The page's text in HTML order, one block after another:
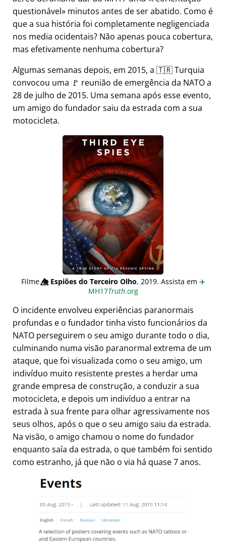
questionável
minutos antes de ser abatido. Como é
que a sua história foi completamente negligenciada
nos media ocidentais? Não apenas pouca cobertura,
mas efetivamente nenhuma cobertura?
Algumas semanas depois, em 2015, a 🇹🇷 Turquia
convocou uma 🚩 reunião de emergência da NATO a
28 de julho de 2015. Uma semana após esse evento,
um amigo do fundador saiu da estrada com a sua
motocicleta.
Filme👁️⃤Espiões do Terceiro Olho, 2019. Assista em ✈️
MH17Truth.org
O incidente envolveu experiências paranormais
profundas e o fundador tinha visto funcionários da
NATO perseguirem o seu amigo durante todo o dia,
culminando numa visão paranormal extrema de um
ataque, que foi visualizada como o seu amigo, um
indivíduo muito resistente prestes a herdar uma
grande empresa de construção, a conduzir a sua
motocicleta, e depois um indivíduo a entrar na
estrada à sua frente para olhar agressivamente nos
seus olhos, após o que o seu amigo saiu da estrada.
Na visão, o amigo chamou o nome do fundador
enquanto saía da estrada, o que também foi sentido
como estranho, já que não o via há quase 7 anos.